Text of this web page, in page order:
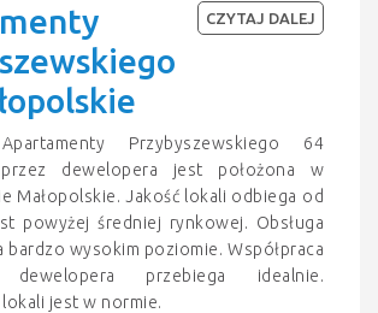
Przybyszewskiego 64
przez dewelopera jest położona w
Małopolskie. Jakość lokali odbiega od
powyżej średniej rynkowej. Obsługa
bardzo wysokim poziomie. Współpraca
przebiega idealnie.
jest w normie.
CZYTAJ DALEJ